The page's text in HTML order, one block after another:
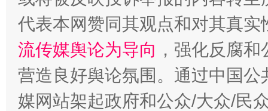
这是一记警钟！ 谢
代表本网赞同其观点和对其真实
流传媒舆论为导向 ，强化反腐
营造良好舆论氛围。通过中国
媒网站架起政府和公众/大众/民